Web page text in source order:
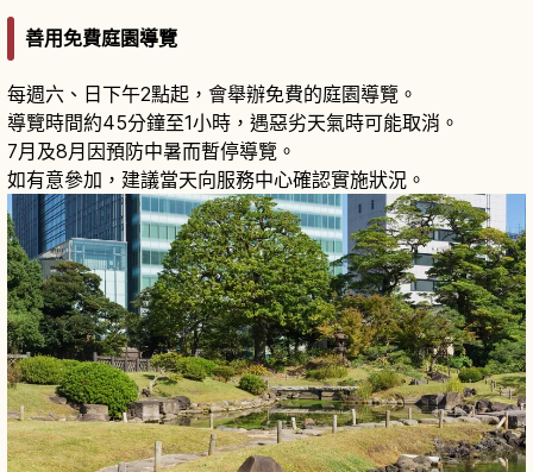
善用免費庭園導覽
每週六、日下午2點起，會舉辦免費的庭園導覽。
導覽時間約45分鐘至1小時，遇惡劣天氣時可能取消。
7月及8月因預防中暑而暫停導覽。
如有意參加，建議當天向服務中心確認實施狀況。